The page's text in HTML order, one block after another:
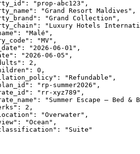
: " prop-abc123 " ,
: "Grand Resort Maldives " ,
: "Grand Collection " ,
: " Luxury Hotels
: "Malé " ,
: "MV" ,
: " 2026-06-01 " ,
: " 2026-06-05 " ,
: 2 ,
: 0 ,
: "Refundable " ,
: " rp-summer2026 " ,
: " rr-xyz789 " ,
: " Summer Escape — Bed &
: 2 ,
: "Overwater" ,
: "Ocean " ,
: " Suite "